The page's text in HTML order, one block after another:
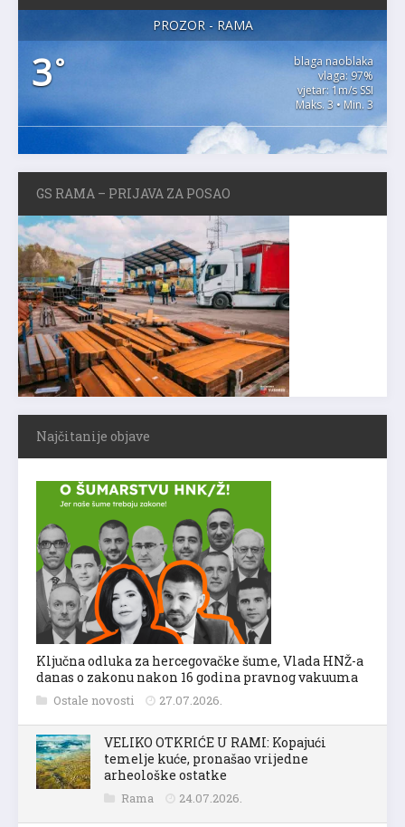
PROZOR - RAMA
3°
blaga naoblaka
vlaga: 97%
vjetar: 1m/s SSI
Maks. 3 • Min. 3
GS RAMA – PRIJAVA ZA POSAO
Najčitanije objave
Ključna odluka za hercegovačke šume, Vlada HNŽ-a
danas o zakonu nakon 16 godina pravnog vakuuma
Ostale novosti 27.07.2026.
VELIKO OTKRIĆE U RAMI: Kopajući
temelje kuće, pronašao vrijedne
arheološke ostatke
Rama 24.07.2026.